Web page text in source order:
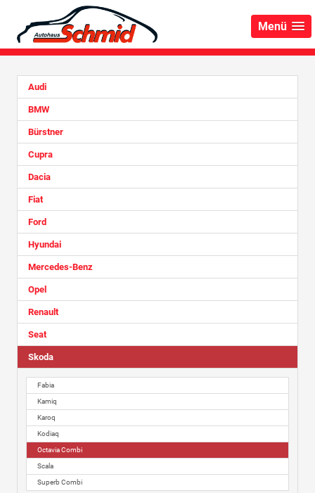
Menü
Audi
BMW
Bürstner
Cupra
Dacia
Fiat
Ford
Hyundai
Mercedes-Benz
Opel
Renault
Seat
Skoda
Fabia
Kamiq
Karoq
Kodiaq
Octavia Combi
Scala
Superb Combi